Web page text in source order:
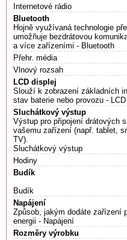
Internetové rádio
Bluetooth
Hojně využívaná technologie
umožňuje bezdrátovou
a více zařízeními - Bluetooth
Přehr. média
Vlnový rozsah
LCD displej
Slouží k zobrazení základních
stav baterie nebo provozu -
Sluchátkový výstup
Výstup pro připojení drátových
vašemu zařízení (např. tablet,
TV).
Sluchátkový výstup
Hodiny
Budík
Budík
Napájení
Způsob, jakým dodáte zařízení
energii - Napájení
Rozměry výrobku